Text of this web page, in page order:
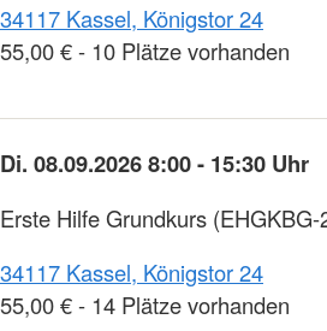
34117 Kassel, Königstor 24
55,00 € - 10 Plätze vorhanden
Di. 08.09.2026 8:00 - 15:30 Uhr
Erste Hilfe Grundkurs (EHGKBG-
34117 Kassel, Königstor 24
55,00 € - 14 Plätze vorhanden